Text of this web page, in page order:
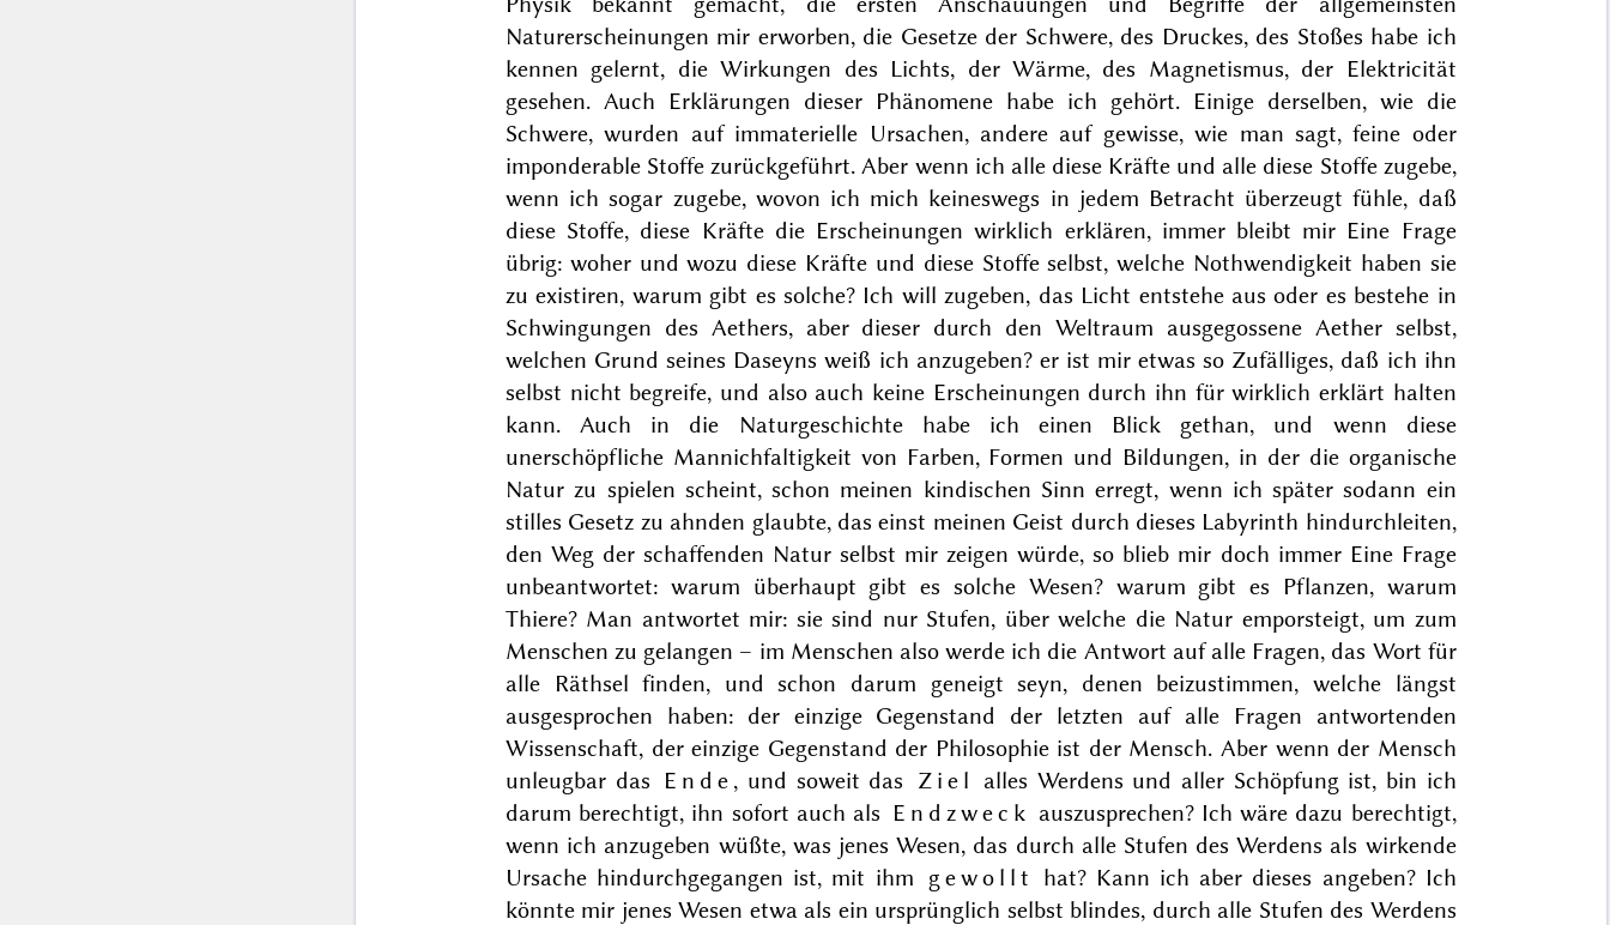
Naturerscheinungen mir erworben, die Gesetze der Schwere, des Druckes, des Stoßes habe ich
kennen gelernt, die Wirkungen des Lichts, der Wärme, des Magnetismus, der Elektricität
gesehen. Auch Erklärungen dieser Phänomene habe ich gehört. Einige derselben, wie die
Schwere, wurden auf immaterielle Ursachen, andere auf gewisse, wie man sagt, feine oder
imponderable Stoffe zurückgeführt. Aber wenn ich alle diese Kräfte und alle diese Stoffe zugebe,
wenn ich sogar zugebe, wovon ich mich keineswegs in jedem Betracht überzeugt fühle, daß
diese Stoffe, diese Kräfte die Erscheinungen wirklich erklären, immer bleibt mir Eine Frage
übrig: woher und wozu diese Kräfte und diese Stoffe selbst, welche Nothwendigkeit haben sie
zu existiren, warum gibt es solche? Ich will zugeben, das Licht entstehe aus oder es bestehe in
Schwingungen des Aethers, aber dieser durch den Weltraum ausgegossene Aether selbst,
welchen Grund seines Daseyns weiß ich anzugeben? er ist mir etwas so Zufälliges, daß ich ihn
selbst nicht begreife, und also auch keine Erscheinungen durch ihn für wirklich erklärt halten
kann. Auch in die Naturgeschichte habe ich einen Blick gethan, und wenn diese
unerschöpfliche Mannichfaltigkeit von Farben, Formen und Bildungen, in der die organische
Natur zu spielen scheint, schon meinen kindischen Sinn erregt, wenn ich später sodann ein
stilles Gesetz zu ahnden glaubte, das einst meinen Geist durch dieses Labyrinth hindurchleiten,
den Weg der schaffenden Natur selbst mir zeigen würde, so blieb mir doch immer Eine Frage
unbeantwortet: warum überhaupt gibt es solche Wesen? warum gibt es Pflanzen, warum
Thiere? Man antwortet mir: sie sind nur Stufen, über welche die Natur emporsteigt, um zum
Menschen zu gelangen – im Menschen also werde ich die Antwort auf alle Fragen, das Wort für
alle Räthsel finden, und schon darum geneigt seyn, denen beizustimmen, welche längst
ausgesprochen haben: der einzige Gegenstand der letzten auf alle Fragen antwortenden
Wissenschaft, der einzige Gegenstand der Philosophie ist der Mensch. Aber wenn der Mensch
unleugbar das
Ende , und soweit das Ziel
alles Werdens und aller Schöpfung ist, bin ich
darum berechtigt, ihn sofort auch als Endzweck auszusprechen? Ich wäre dazu berechtigt,
wenn ich anzugeben wüßte, was jenes Wesen, das durch alle Stufen des Werdens als wirkende
Ursache hindurchgegangen ist, mit ihm
gewollt
hat? Kann ich aber dieses angeben? Ich
könnte mir jenes Wesen etwa als ein ursprünglich selbst blindes, durch alle Stufen des Werdens